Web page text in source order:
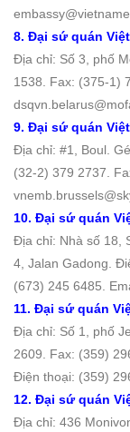
8. Đại sứ quán
Địa chỉ: Số 3, phố
1538. Fax: (375-1)
9. Đại sứ quán
Địa chỉ: #1, Boul.
(32-2) 379 2737.
10. Đại sứ quán
Địa chỉ: Nhà số 18,
4, Jalan Gadong.
(673) 245 6485.
11. Đại sứ quán
Địa chỉ: Số 1, phố
2609. Fax: (359)
Điện thoại: (359)
12. Đại sứ quán
Địa chỉ: 436